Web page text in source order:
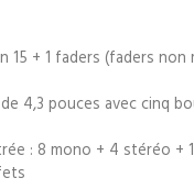
15 + 1 faders (faders non
4,3 pouces avec cinq
: 8 mono + 4 stéréo +